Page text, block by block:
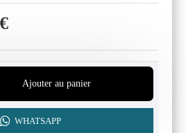
Ajouter au panier
WHATSAPP